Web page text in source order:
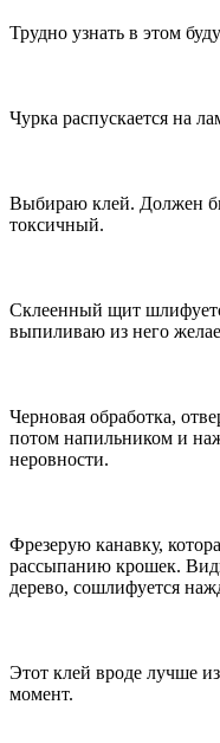
Трудно узнать в этом
Чурка распускается на
Выбираю клей. Должен
токсичный.
Склеенный щит
выпиливаю из него
Черновая обработка,
потом напильником и
неровности.
Фрезерую канавку,
рассыпанию крошек.
дерево, сошлифуется
Этот клей вроде лучше
момент.